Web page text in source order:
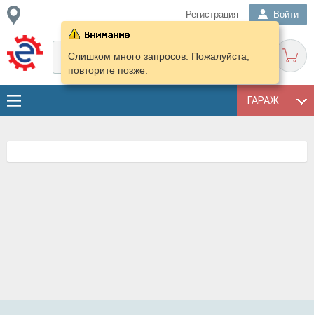
Регистрация Войти
ГАРАЖ
Слишком много запросов. Пожалуйста,
повторите позже.